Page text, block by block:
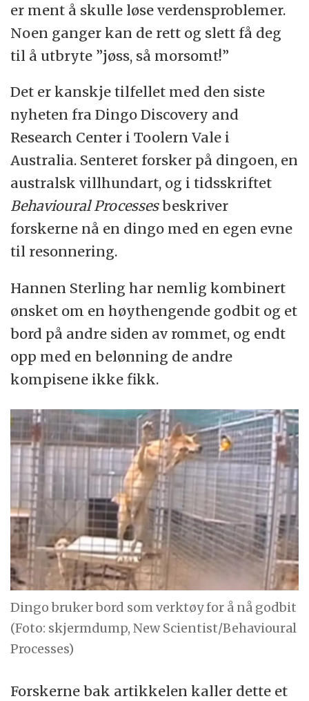
er ment å skulle løse verdensproblemer.
Noen ganger kan de rett og slett få deg
til å utbryte ”jøss, så morsomt!”
Det er kanskje tilfellet med den siste
nyheten fra Dingo Discovery and
Research Center i Toolern Vale i
Australia. Senteret forsker på dingoen, en
australsk villhundart, og i tidsskriftet
Behavioural Processesbeskriver
forskerne nå en dingo med en egen evne
til resonnering.
Hannen Sterling har nemlig kombinert
ønsket om en høythengende godbit og et
bord på andre siden av rommet, og endt
opp med en belønning de andre
kompisene ikke fikk.
Dingo bruker bord som verktøy for å nå godbit
(Foto: skjermdump, New Scientist/Behavioural
Processes)
Forskerne bak artikkelen kaller dette et